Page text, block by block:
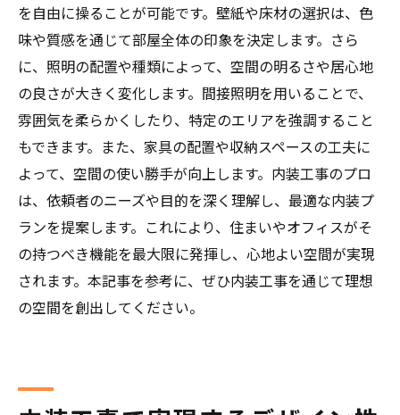
を自由に操ることが可能です。壁紙や床材の選択は、色
味や質感を通じて部屋全体の印象を決定します。さら
に、照明の配置や種類によって、空間の明るさや居心地
の良さが大きく変化します。間接照明を用いることで、
雰囲気を柔らかくしたり、特定のエリアを強調すること
もできます。また、家具の配置や収納スペースの工夫に
よって、空間の使い勝手が向上します。内装工事のプロ
は、依頼者のニーズや目的を深く理解し、最適な内装プ
ランを提案します。これにより、住まいやオフィスがそ
の持つべき機能を最大限に発揮し、心地よい空間が実現
されます。本記事を参考に、ぜひ内装工事を通じて理想
の空間を創出してください。